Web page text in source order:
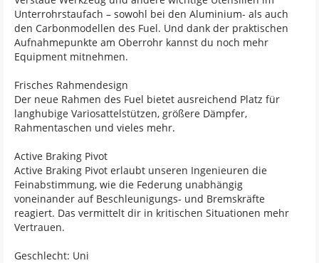
Unterrohrstaufach – sowohl bei den Aluminium- als auch
den Carbonmodellen des Fuel. Und dank der praktischen
Aufnahmepunkte am Oberrohr kannst du noch mehr
Equipment mitnehmen.
Frisches Rahmendesign
Der neue Rahmen des Fuel bietet ausreichend Platz für
langhubige Variosattelstützen, größere Dämpfer,
Rahmentaschen und vieles mehr.
Active Braking Pivot
Active Braking Pivot erlaubt unseren Ingenieuren die
Feinabstimmung, wie die Federung unabhängig
voneinander auf Beschleunigungs- und Bremskräfte
reagiert. Das vermittelt dir in kritischen Situationen mehr
Vertrauen.
Geschlecht: Uni